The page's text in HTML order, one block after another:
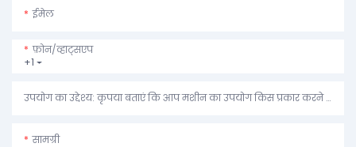
ईमेल
+1
फ़ोन/व्हाट्सएप
उपयोग का उद्देश्य: कृपया बताएं कि आप मशीन का उपयोग किस प्रकार करने की योजना बना रहे हैं।
सामग्री